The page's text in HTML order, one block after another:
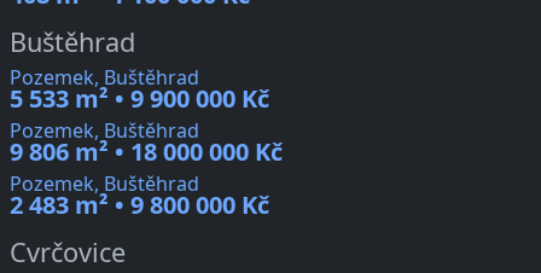
Buštěhrad
Pozemek, Buštěhrad
5 533 m² • 9 900 000 Kč
Pozemek, Buštěhrad
9 806 m² • 18 000 000 Kč
Pozemek, Buštěhrad
2 483 m² • 9 800 000 Kč
Cvrčovice